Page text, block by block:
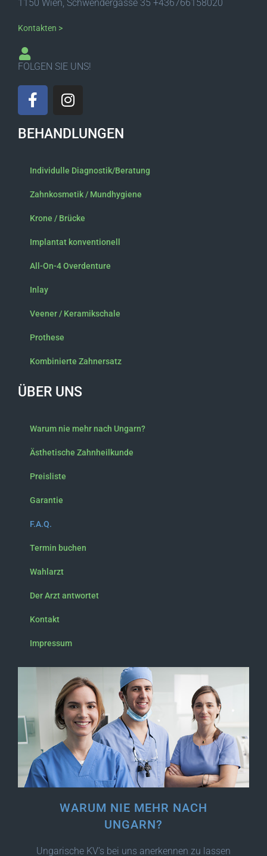
1150 Wien, Schwendergasse 35 +436766158020
Kontakten >
FOLGEN SIE UNS!
F
a
e
o
k
-
f
I
n
t
g
a
m
BEHANDLUNGEN
Individulle Diagnostik/Beratung
Zahnkosmetik / Mundhygiene
Krone / Brücke
Implantat konventionell
All-On-4 Overdenture
Inlay
Veener / Keramikschale
Prothese
Kombinierte Zahnersatz
ÜBER UNS
Warum nie mehr nach Ungarn?
Ästhetische Zahnheilkunde
Preisliste
Garantie
F.A.Q.
Termin buchen
Wahlarzt
Der Arzt antwortet
Kontakt
Impressum
WARUM NIE MEHR NACH
UNGARN?
Ungarische KV’s bei uns anerkennen zu lassen